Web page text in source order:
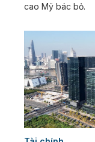
cao Mỹ bác bỏ.